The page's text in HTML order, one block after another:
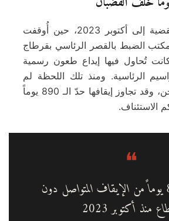
تعود جذور هذه القضية إلى أكتوبر 2023، حين أُوقفت
الضبط بالقصر الرئاسي بقرطاج
تُحاول فيها إيداع طعون رسمية
الرئاسية. ومنذ تلك اللحظة لم
تُفارق جدران السجن، وقد تجاوز إيقافها حدّ الـ 890 يوماً
الاستئناف.
أكثر من 890 يوماً من الإيقاف المتواصل دون
منذ أكتوبر 2023